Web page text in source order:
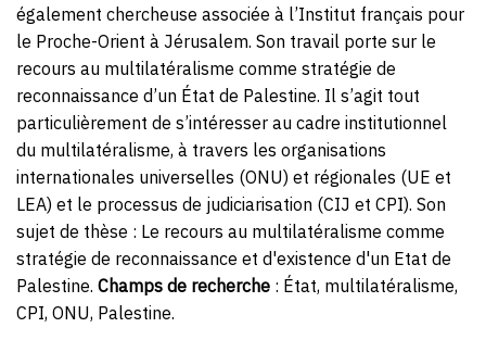
également chercheuse associée à l’Institut français pour
le Proche-Orient à Jérusalem. Son travail porte sur le
recours au multilatéralisme comme stratégie de
reconnaissance d’un État de Palestine. Il s’agit tout
particulièrement de s’intéresser au cadre institutionnel
du multilatéralisme, à travers les organisations
internationales universelles (ONU) et régionales (UE et
LEA) et le processus de judiciarisation (CIJ et CPI). Son
sujet de thèse : Le recours au multilatéralisme comme
stratégie de reconnaissance et d'existence d'un Etat de
Palestine. Champs de recherche : État, multilatéralisme,
CPI, ONU, Palestine.